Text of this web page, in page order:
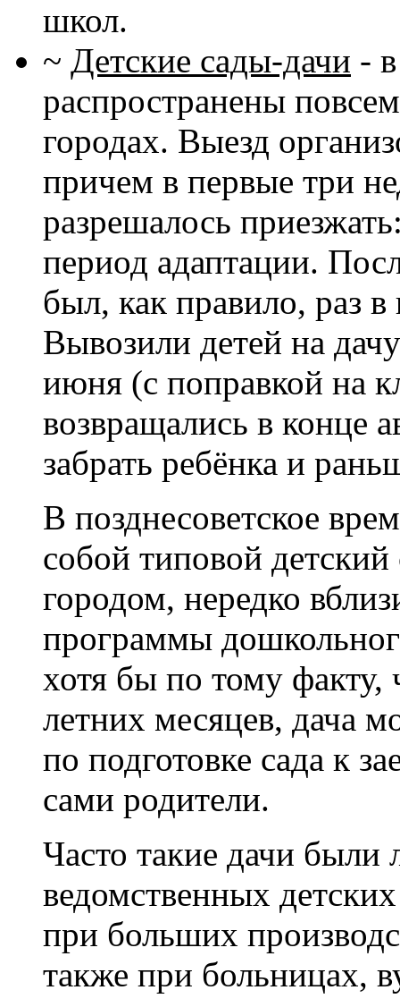
школ.
~ Детские сады-дачи -
распространены
городах. Выезд
причем в первые три
разрешалось
период адаптации.
был, как правило, раз
Вывозили детей на
июня (с поправкой на
возвращались в конце
забрать ребёнка и
В позднесоветское
собой типовой
городом, нередко
программы
хотя бы по тому факту,
летних месяцев, дача
по подготовке сада к
сами родители.
Часто такие дачи
ведомственных
при больших
также при больницах,